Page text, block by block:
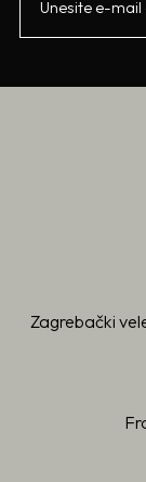
Zagrebački